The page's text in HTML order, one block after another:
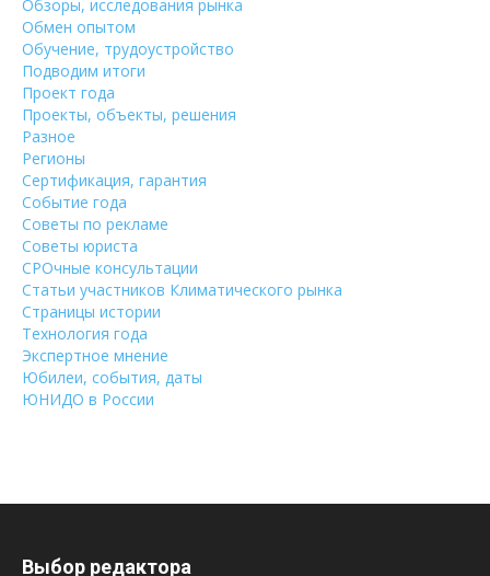
Обзоры, исследования рынка
Обмен опытом
Обучение, трудоустройство
Подводим итоги
Проект года
Проекты, объекты, решения
Разное
Регионы
Сертификация, гарантия
Событие года
Советы по рекламе
Советы юриста
СРОчные консультации
Статьи участников Климатического рынка
Страницы истории
Технология года
Экспертное мнение
Юбилеи, события, даты
ЮНИДО в России
Выбор редактора